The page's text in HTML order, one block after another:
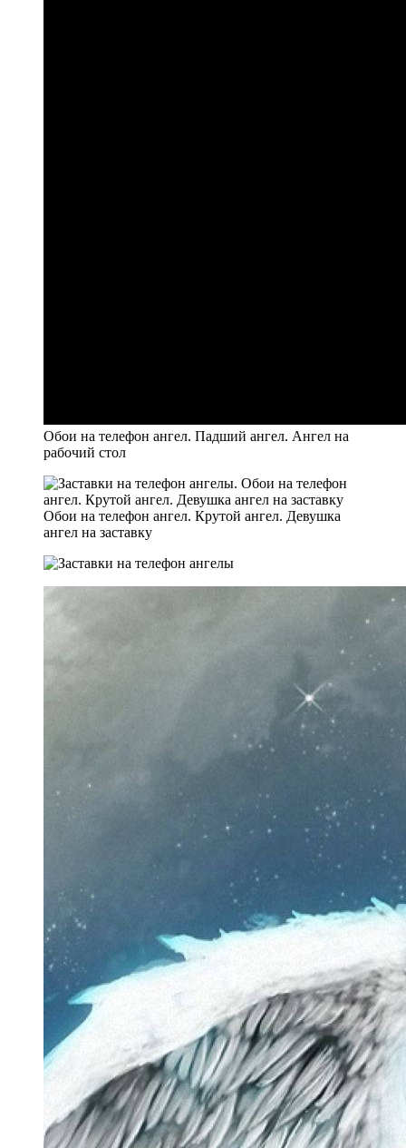
Обои на телефон ангел. Падший ангел. Ангел на
рабочий стол
Обои на телефон ангел. Крутой ангел. Девушка
ангел на заставку